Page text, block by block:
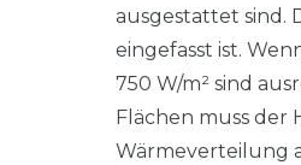
ausgestattet sind.
eingefasst ist.
750 W/m² sind
Flächen muss der
Wärmeverteilung